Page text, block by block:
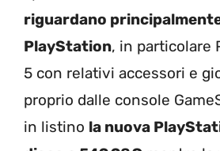
riguardano
PlayStation, in particolare
5 con relativi accessori e
proprio dalle console
in listino la nuova